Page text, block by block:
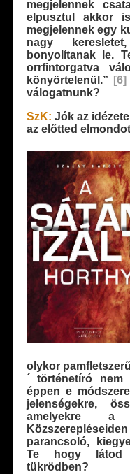
megjelennek
elpusztul akkor
megjelennek egy
nagy
bonyolítanak le.
orrfintorgatva
könyörtelenül.”
[6]
válogatnunk?
SzK: Jók az
az előtted
olykor
´ történetíró nem
éppen e
jelenségekre,
amelyekre a
parancsoló,
Te hogy látod
tükrödben?